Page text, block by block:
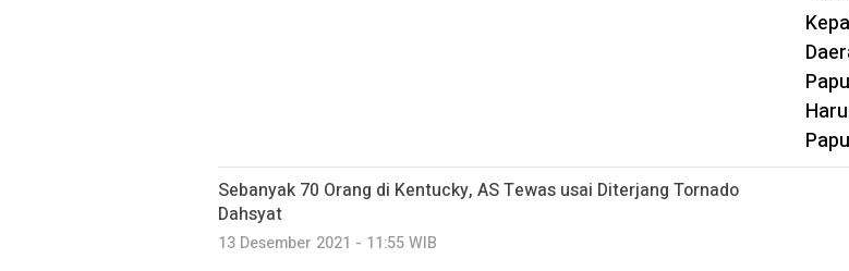
Sebanyak 70 Orang di Kentucky, AS Tewas usai Diterjang Tornado
Dahsyat
13 Desember 2021 - 11:55 WIB